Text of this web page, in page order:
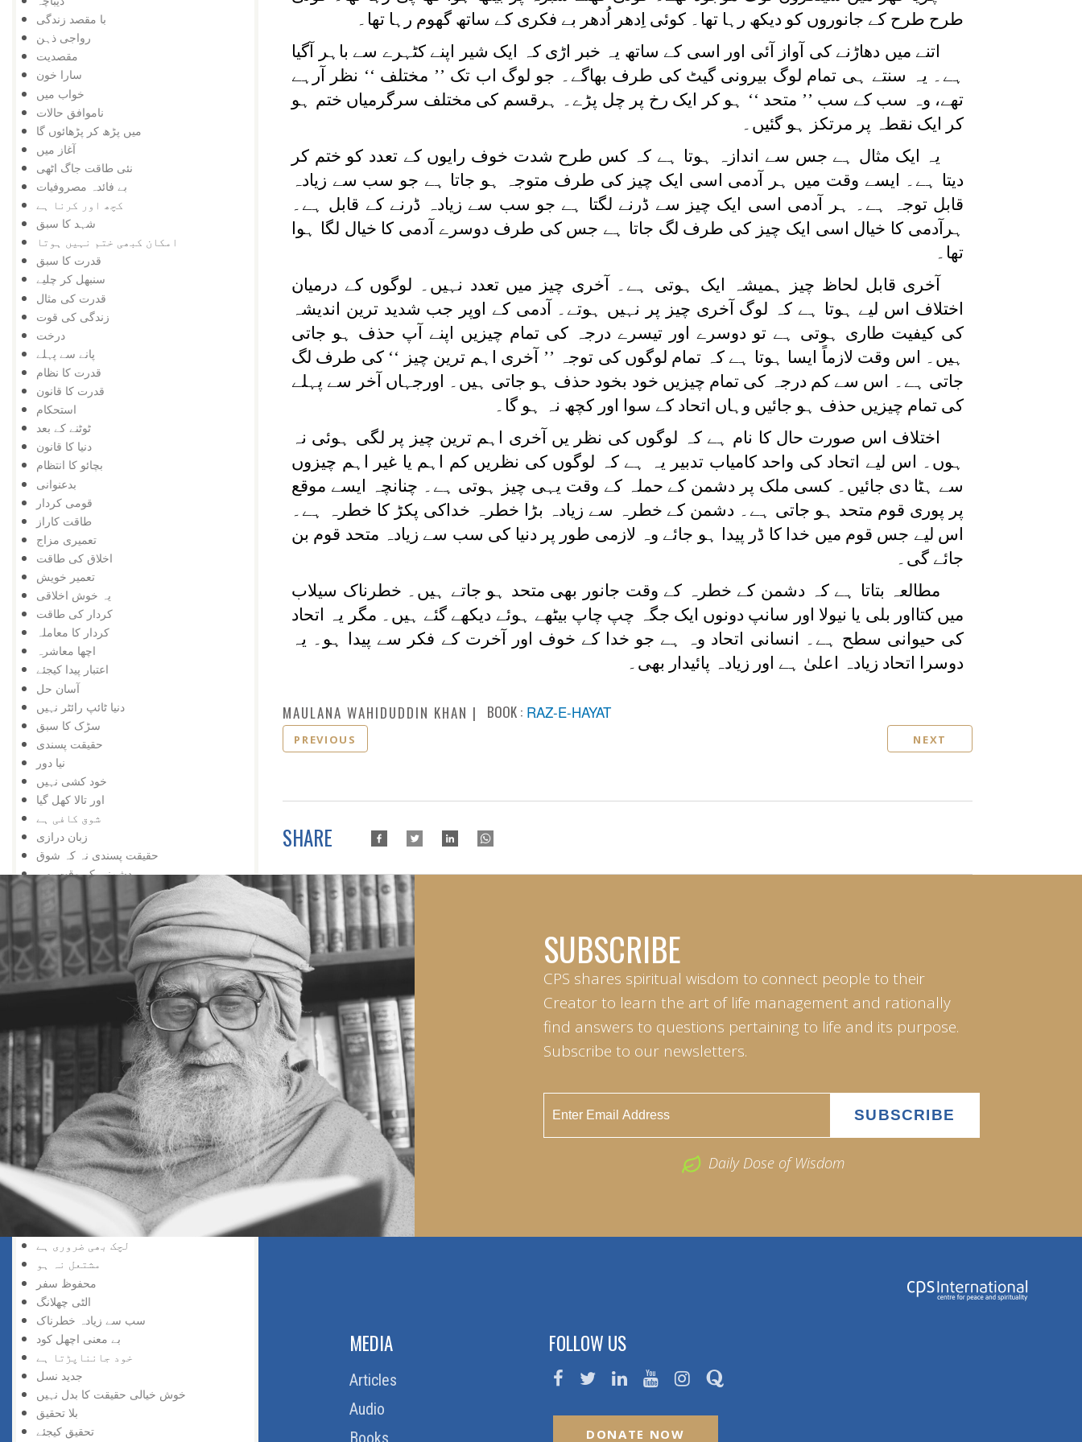
با مقصد زندگی
رواجی ذہن
مقصدیت
سارا خون
خواب میں
ناموافق حالات
میں پڑھ کر پڑھائوں گا
آغاز میں
نئی طاقت جاگ اٹھی
بے فائدہ مصروفیات
کچھ اور کرنا ہے
شہد کا سبق
امکان کبھی ختم نہیں ہوتا
قدرت کا سبق
سنبھل کر چلیے
قدرت کی مثال
زندگی کی قوت
درخت
پانے سے پہلے
قدرت کا نظام
قدرت کا قانون
استحکام
ٹوٹنے کے بعد
دنیا کا قانون
بچائو کا انتظام
بدعنوانی
قومی کردار
طاقت کاراز
تعمیری مزاج
اخلاق کی طاقت
تعمیر خویش
یہ خوش اخلاقی
کردار کی طاقت
کردار کا معاملہ
اچھا معاشرہ
اعتبار پیدا کیجئے
آسان حل
دنیا ٹائپ رائٹر نہیں
سڑک کا سبق
حقیقت پسندی
نیا دور
خود کشی نہیں
اور تالا کھل گیا
شوق کافی ہے
زبان درازی
حقیقت پسندی نہ کہ شوق
دشمنی کے وقت بھی
تعلیم کی اہمیت
اس کے باوجود
اپنی کوشش سے
ایک کے بعد دوسرا
مواقع کا استعمال
ہار میں جیت
بربادی کے بعد بھی
تم غریب نہیں ، دولت مند ہو
کمزوری نعمت ثابت ہوئی
سڑک بند ہے
افسوس نہ کیجئے
ناکامی زینہ بن گئی
سمجھ دار کون
تاریخ سازی
کوئی چیز مشکل نہیں
جواب کا صحیح طریقہ
عقل کا استعمال
لچک بھی ضروری ہے
مشتعل نہ ہو
محفوظ سفر
الٹی چھلانگ
سب سے زیادہ خطرناک
بے معنی اچھل کود
خود جانناپڑتا ہے
جدید نسل
خوش خیالی حقیقت کا بدل نہیں
بلا تحقیق
تحقیق کیجئے
طرح طرح کے جانوروں کو دیکھ رہا تھا۔ کوئی اِدھر اُدھر بے فکری کے ساتھ گھوم رہا تھا۔
اتنے میں دھاڑنے کی آواز آئی اور اسی کے ساتھ یہ خبر اڑی کہ ایک شیر اپنے کٹہرے سے باہر آگیا
ہے۔ یہ سنتے ہی تمام لوگ بیرونی گیٹ کی طرف بھاگے۔ جو لوگ اب تک ’’ مختلف ‘‘ نظر آرہے
تھے، وہ سب کے سب ’’ متحد ‘‘ ہو کر ایک رخ پر چل پڑے۔ ہرقسم کی مختلف سرگرمیاں ختم ہو
کر ایک نقطہ پر مرتکز ہو گئیں۔
یہ ایک مثال ہے جس سے اندازہ ہوتا ہے کہ کس طرح شدت خوف رایوں کے تعدد کو ختم کر
دیتا ہے۔ ایسے وقت میں ہر آدمی اسی ایک چیز کی طرف متوجہ ہو جاتا ہے جو سب سے زیادہ
قابل توجہ ہے۔ ہر آدمی اسی ایک چیز سے ڈرنے لگتا ہے جو سب سے زیادہ ڈرنے کے قابل ہے۔
ہرآدمی کا خیال اسی ایک چیز کی طرف لگ جاتا ہے جس کی طرف دوسرے آدمی کا خیال لگا ہوا
تھا۔
آخری قابل لحاظ چیز ہمیشہ ایک ہوتی ہے۔ آخری چیز میں تعدد نہیں۔ لوگوں کے درمیان
اختلاف اس لیے ہوتا ہے کہ لوگ آخری چیز پر نہیں ہوتے۔ آدمی کے اوپر جب شدید ترین اندیشہ
کی کیفیت طاری ہوتی ہے تو دوسرے اور تیسرے درجہ کی تمام چیزیں اپنے آپ حذف ہو جاتی
ہیں۔ اس وقت لازماً ایسا ہوتا ہے کہ تمام لوگوں کی توجہ ’’ آخری اہم ترین چیز ‘‘ کی طرف لگ
جاتی ہے۔ اس سے کم درجہ کی تمام چیزیں خود بخود حذف ہو جاتی ہیں۔ اورجہاں آخر سے پہلے
کی تمام چیزیں حذف ہو جائیں وہاں اتحاد کے سوا اور کچھ نہ ہو گا۔
اختلاف اس صورت حال کا نام ہے کہ لوگوں کی نظر یں آخری اہم ترین چیز پر لگی ہوئی نہ
ہوں۔ اس لیے اتحاد کی واحد کامیاب تدبیر یہ ہے کہ لوگوں کی نظریں کم اہم یا غیر اہم چیزوں
سے ہٹا دی جائیں۔ کسی ملک پر دشمن کے حملہ کے وقت یہی چیز ہوتی ہے۔ چنانچہ ایسے موقع
پر پوری قوم متحد ہو جاتی ہے۔ دشمن کے خطرہ سے زیادہ بڑا خطرہ خداکی پکڑ کا خطرہ ہے۔
اس لیے جس قوم میں خدا کا ڈر پیدا ہو جائے وہ لازمی طور پر دنیا کی سب سے زیادہ متحد قوم بن
جائے گی۔
مطالعہ بتاتا ہے کہ دشمن کے خطرہ کے وقت جانور بھی متحد ہو جاتے ہیں۔ خطرناک سیلاب
میں کتااور بلی یا نیولا اور سانپ دونوں ایک جگہ چپ چاپ بیٹھے ہوئے دیکھے گئے ہیں۔ مگر یہ اتحاد
کی حیوانی سطح ہے۔ انسانی اتحاد وہ ہے جو خدا کے خوف اور آخرت کے فکر سے پیدا ہو۔ یہ
دوسرا اتحاد زیادہ اعلیٰ ہے اور زیادہ پائیدار بھی۔
MAULANA WAHIDUDDIN KHAN BOOK : RAZ-E-HAYAT
PREVIOUS NEXT
SHARE
SUBSCRIBE
CPS shares spiritual wisdom to connect people to their
Creator to learn the art of life management and rationally
find answers to questions pertaining to life and its purpose.
Subscribe to our newsletters.
Daily Dose of Wisdom
MEDIA
Articles
Audio
Books
FOLLOW US
DONATE NOW